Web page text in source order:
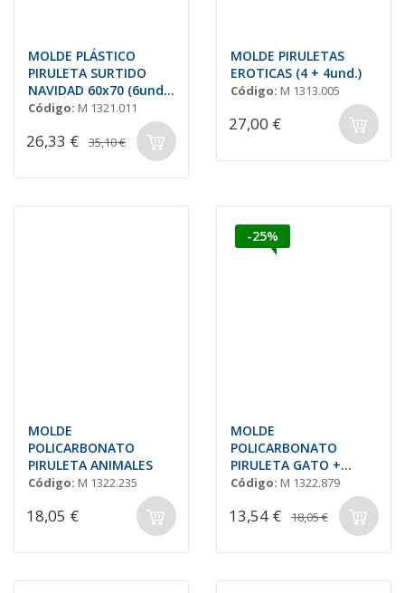
MOLDE PLÁSTICO
PIRULETA SURTIDO
NAVIDAD 60x70 (6und.)
30gr
Código: M 1321.011
26,33 € 35,10 €
MOLDE PIRULETAS
EROTICAS (4 + 4und.)
Código: M 1313.005
27,00 €
MOLDE
POLICARBONATO
PIRULETA ANIMALES
Código: M 1322.235
18,05 €
-25%
MOLDE
POLICARBONATO
PIRULETA GATO +
PERRO 78x26 H=14mm
Código: M 1322.879
13,54 € 18,05 €